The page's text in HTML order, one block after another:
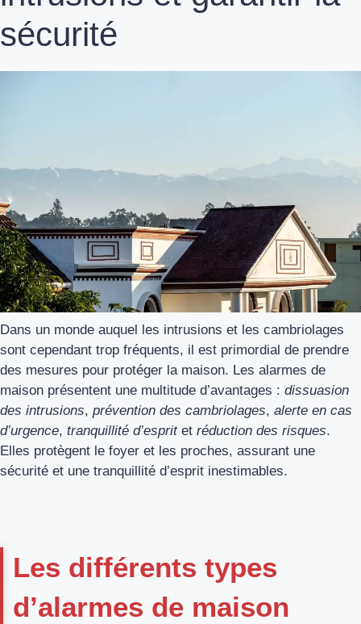
sécurité
Dans un monde auquel les intrusions et les cambriolages
sont cependant trop fréquents, il est primordial de prendre
des mesures pour protéger la maison. Les alarmes de
maison présentent une multitude d’avantages : dissuasion
des intrusions, prévention des cambriolages, alerte en cas
d’urgence, tranquillité d’espritet réduction des risques.
Elles protègent le foyer et les proches, assurant une
sécurité et une tranquillité d’esprit inestimables.
Les différents types
d’alarmes de maison